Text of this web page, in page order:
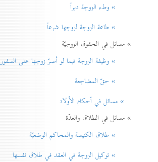
» وطء الزوجة دبراً
» طاعة الزوجة لزوجها شرعاً
» مسائل في الحقوق الزوجيّة
» وظيفة الزوجة فيما لو أصرّ زوجها على السفور
» حقّ المضاجعة
» مسائل في أحكام الأولاد
» مسائل في الطلاق والعدّة
» طلاق الكنيسة والمحاكم الوضعيّة
» توكيل الزوجة في العقد في طلاق نفسها